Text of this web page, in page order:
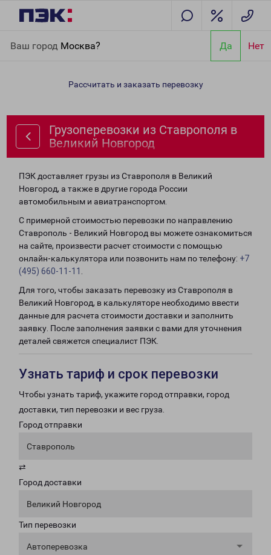
Ваш город Москва? Да Нет
Великий Новгород
Рассчитать и заказать перевозку
Грузоперевозки из Ставрополя в
Великий Новгород
ПЭК доставляет грузы из Ставрополя в Великий
Новгород, а также в другие города России
автомобильным и авиатранспортом.
С примерной стоимостью перевозки по направлению
Ставрополь - Великий Новгород вы можете ознакомиться
на сайте, произвести расчет стоимости с помощью
онлайн-калькулятора или позвонить нам по телефону: +7
(495) 660-11-11
Для того, чтобы заказать перевозку из Ставрополя в
Великий Новгород, в калькуляторе необходимо ввести
данные для расчета стоимости доставки и заполнить
заявку. После заполнения заявки с вами для уточнения
деталей свяжется специалист ПЭК.
Узнать тариф и срок перевозки
Чтобы узнать тариф, укажите город отправки, город
доставки, тип перевозки и вес груза.
Город отправки
Ставрополь
⇄
Город доставки
Великий Новгород
Тип перевозки
Автоперевозка